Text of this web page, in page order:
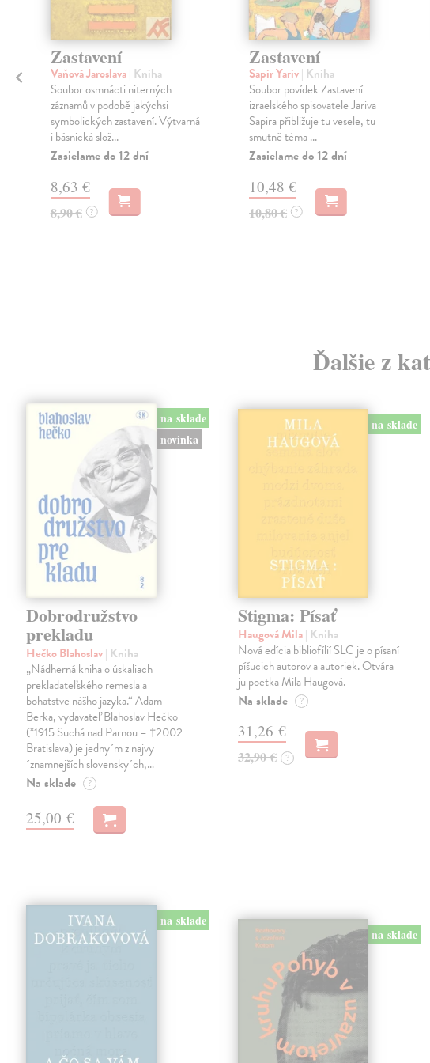
Zastavení
Vaňová Jaroslava| Kniha
Soubor osmnácti niterných
záznamů v podobě jakýchsi
symbolických zastavení. Výtvarná
i básnická slož...
Zasielame do 12 dní
8,63 €
8,90 € ?
Zastavení
Sapir Yariv| Kniha
Soubor povídek Zastavení
izraelského spisovatele Jariva
Sapira přibližuje tu vesele, tu
smutně téma ...
Zasielame do 12 dní
10,48 €
10,80 € ?
Ďalšie z
na sklade
novinka
Dobrodružstvo
prekladu
Hečko Blahoslav| Kniha
„Nádherná kniha o úskaliach
prekladateľského remesla a
bohatstve nášho jazyka.“ Adam
Berka, vydavateľ Blahoslav Hečko
(*1915 Suchá nad Parnou – †2002
Bratislava) je jedny´m z najvy
´znamnejších slovensky´ch,…
Na sklade ?
25,00 €
na sklade
Stigma: Písať
Haugová Mila| Kniha
Nová edícia bibliofílií SLC je o písaní
píšucich autorov a autoriek. Otvára
ju poetka Mila Haugová.
Na sklade ?
31,26 €
32,90 € ?
na sklade
na sklade